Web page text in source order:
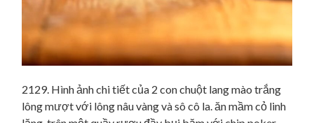
2129. Hình ảnh chi tiết của 2 con chuột lang mào trắng
lông mượt với lông nâu vàng và sô cô la. ăn mầm cỏ linh